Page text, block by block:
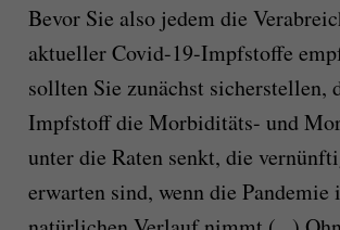
Bevor Sie also jedem die
aktueller Covid-19-Impfstoffe
sollten Sie zunächst sicherstellen,
Impfstoff die Morbiditäts- und
unter die Raten senkt, die
erwarten sind, wenn die Pandemie